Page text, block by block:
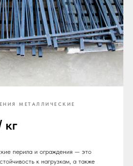
МЕТАЛЛИЧЕСКИЕ
кг
перила и ограждения — это
к нагрузкам, а также